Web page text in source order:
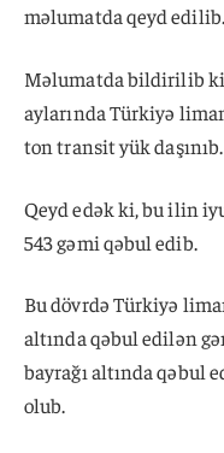
məlumatda qeyd edilib.
Məlumatda bildirilib
aylarında Türkiyə
ton transit yük daşınıb.
Qeyd edək ki, bu ilin
543 gəmi qəbul edib.
Bu dövrdə Türkiyə
altında qəbul edilən
bayrağı altında qəbul
olub.